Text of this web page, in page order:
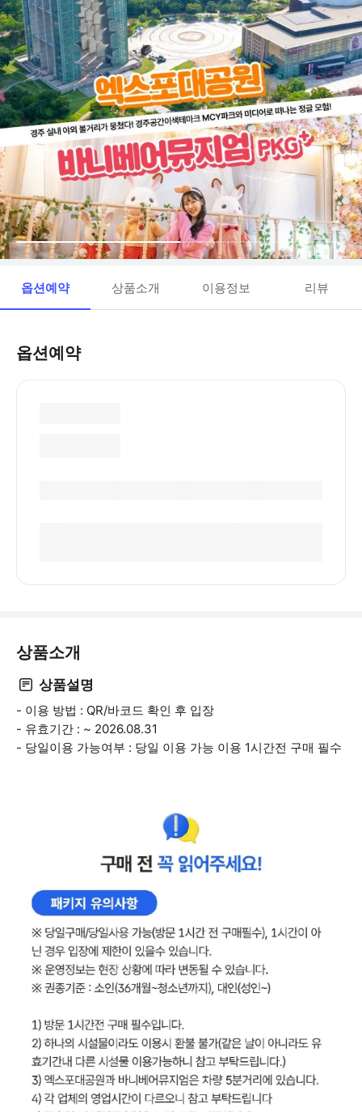
옵션예약 상품소개 이용정보 리뷰
옵션예약
상품소개
상품설명
- 이용 방법 : QR/바코드 확인 후 입장
- 유효기간 : ~ 2026.08.31
- 당일이용 가능여부 : 당일 이용 가능 이용 1시간전 구매 필수